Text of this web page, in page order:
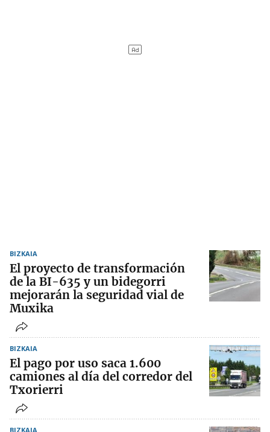
BIZKAIA
El proyecto de transformación
de la BI-635 y un bidegorri
mejorarán la seguridad vial de
Muxika
BIZKAIA
El pago por uso saca 1.600
camiones al día del corredor del
Txorierri
BIZKAIA